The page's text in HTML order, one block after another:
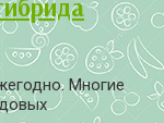
Многие